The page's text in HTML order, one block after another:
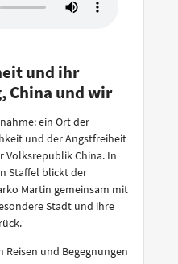
und ihr
China und wir
ein Ort der
und der Angstfreiheit
Volksrepublik China. In
Staffel blickt der
Martin gemeinsam mit
Stadt und ihre
und Begegnungen